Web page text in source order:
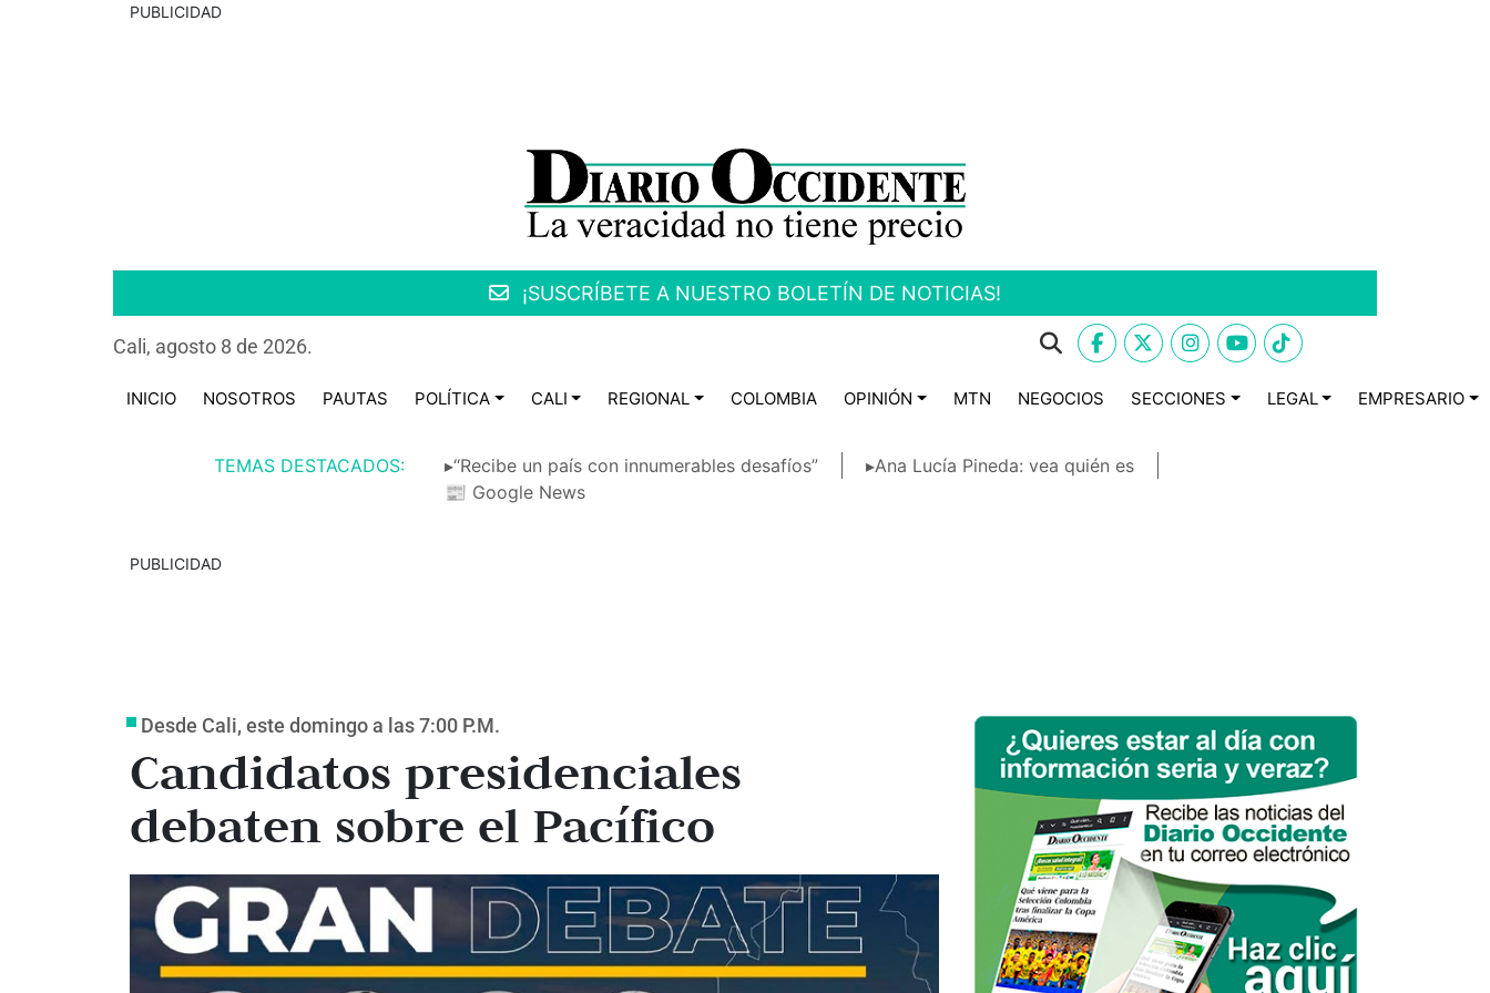
PUBLICIDAD
¡SUSCRÍBETE A NUESTRO BOLETÍN DE NOTICIAS!
Cali, agosto 8 de 2026.
INICIO NOSOTROS PAUTAS POLÍTICA CALI REGIONAL COLOMBIA OPINIÓN MTN NEGOCIOS SECCIONES LEGAL EMPRESARIO
TEMAS DESTACADOS: ▸“Recibe un país con innumerables desafíos”
▸Ana Lucía Pineda: vea quién es
📰 Google News
PUBLICIDAD
Desde Cali, este domingo a las 7:00 P.M.
Candidatos presidenciales
debaten sobre el Pacífico